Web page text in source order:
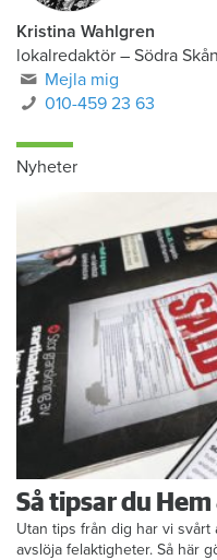
Kristina Wahlgren
lokalredaktör – Södra
Mejla mig
010-459 23 63
Nyheter
Så tipsar du Hem
Utan tips från dig har vi
avslöja felaktigheter. Så här